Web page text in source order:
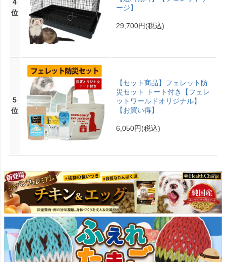
4
位
ージ】
29,700円(税込)
5
位
【セット商品】フェレット防
災セット トート付き【フェレ
ットワールドオリジナル】
【お買い得】
6,050円(税込)